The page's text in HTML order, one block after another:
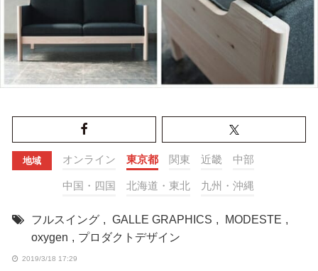
地域 オンライン 東京都 関東 近畿 中部
中国・四国 北海道・東北 九州・沖縄
フルスイング , GALLE GRAPHICS , MODESTE ,
oxygen , プロダクトデザイン
2019/3/18 17:29